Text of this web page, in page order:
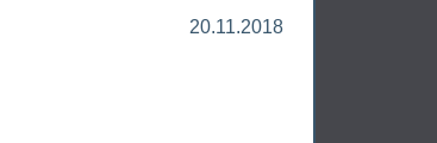
20.11.2018